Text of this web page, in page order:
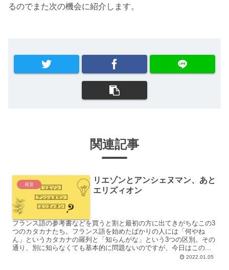
るのでまた次の機会に紹介します。
関連記事
発音
リエゾンとアンシェヌマン、あと
エリズィオン
フランス語の参考書などを買うと割と最初の方に出てきがちなこの3
つのカタカナたち。フランス語を始めたばかりの人には「何やね
ん」というカタカナの羅列と「知らんがな」という3つの区別。その
通り、別に知らなくても基本的に問題ないのですが、今日はこの...
2022.01.05